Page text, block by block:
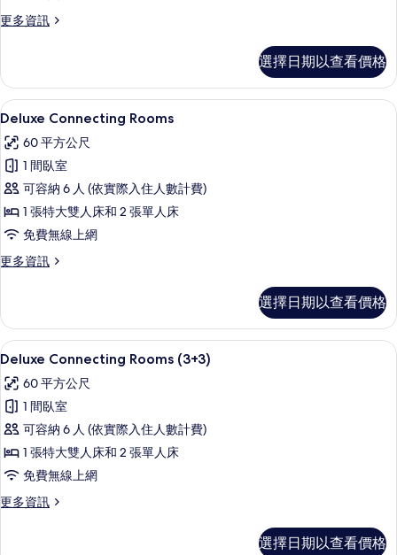
的
相
片
更多資訊
更
Two
Bedroom
Suite
詳
情
選擇日期以查看價格
顯
示
Deluxe
Connecting
Rooms
的
所
有
高級寢具、迷你吧、客房內保險箱、書
2
Deluxe Connecting Rooms
60 平方公尺
1 間臥室
可容納 6 人 (依實際入住人數計費)
1 張特大雙人床和 2 張單人床
免費無線上網
更多資訊
更
Rooms
的
詳
選擇日期以查看價格
顯
示
Deluxe
Connecting
Rooms
(3+3)
的
所
高級寢具、迷你吧、客房內保險箱、書
2
Deluxe Connecting Rooms (3+3)
60 平方公尺
1 間臥室
可容納 6 人 (依實際入住人數計費)
1 張特大雙人床和 2 張單人床
免費無線上網
更多資訊
更
選擇日期以查看價格